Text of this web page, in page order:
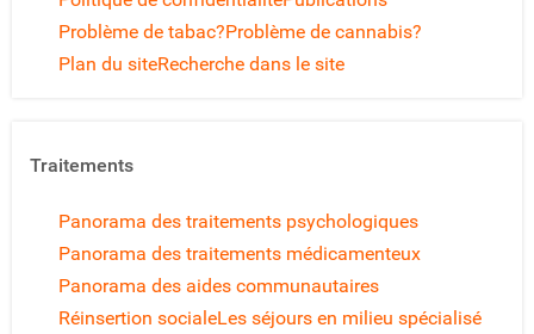
Problème de tabac?Problème de cannabis?
Plan du siteRecherche dans le site
Traitements
Panorama des traitements psychologiques
Panorama des traitements médicamenteux
Panorama des aides communautaires
Réinsertion socialeLes séjours en milieu spécialisé